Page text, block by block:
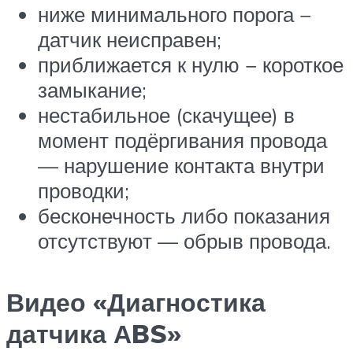
ниже минимального порога −
датчик неисправен;
приближается к нулю − короткое
замыкание;
нестабильное (скачущее) в
момент подёргивания провода
— нарушение контакта внутри
проводки;
бесконечность либо показания
отсутствуют — обрыв провода.
Видео «Диагностика
датчика АBS»